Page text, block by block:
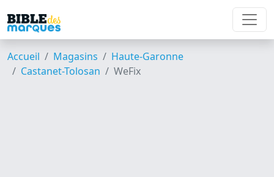
Accueil Magasins
Haute-Garonne
Castanet-Tolosan
WeFix